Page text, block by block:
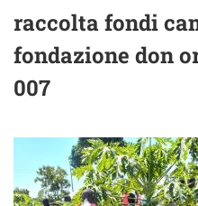
raccolta fondi
fondazione don
007